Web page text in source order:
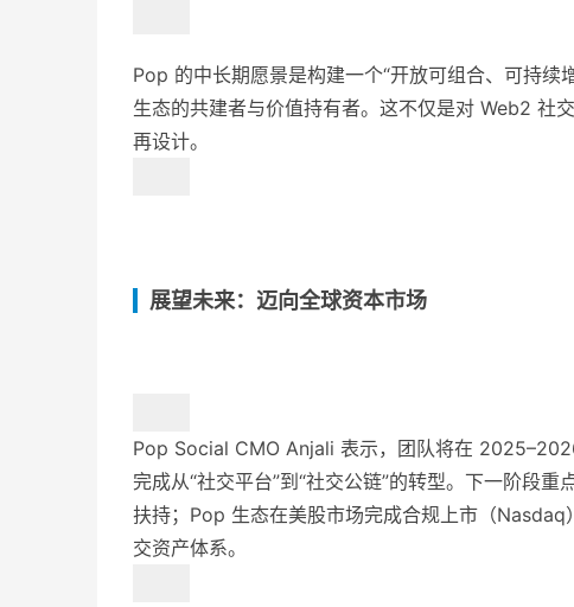
Pop 的中长期愿景是构建一个“开放可组合、可持
生态的共建者与价值持有者。这不仅是对 Web2 社
再设计。
展望未来：迈向全球资本市场
Pop Social CMO Anjali 表示，团队将在
完成从“社交平台”到“社交公链”的转型。下一阶段
扶持；Pop 生态在美股市场完成合规上市（
交资产体系。